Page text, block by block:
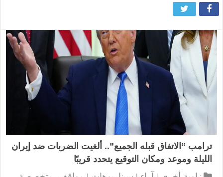
ترامب “الاتفاق قبله الجميع”.. ألغيت الضربات ضد إيران
الليلة وموعد ومكان التوقيع يتحدد قريبًا